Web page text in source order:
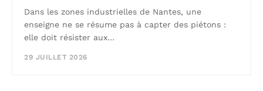
Dans les zones industrielles de Nantes, une
enseigne ne se résume pas à capter des piétons :
elle doit résister aux…
29 JUILLET 2026